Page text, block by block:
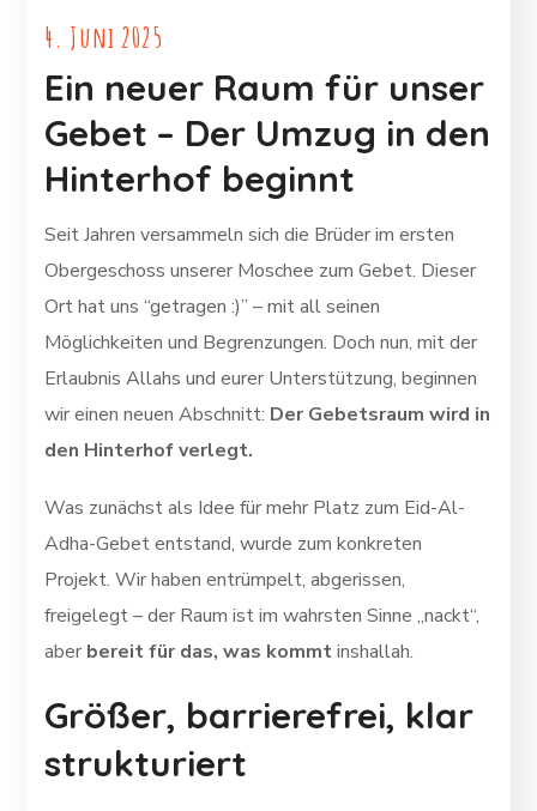
4. Juni 2025
Ein neuer Raum für unser
Gebet – Der Umzug in den
Hinterhof beginnt
Seit Jahren versammeln sich die Brüder im ersten
Obergeschoss unserer Moschee zum Gebet. Dieser
Ort hat uns “getragen :)” – mit all seinen
Möglichkeiten und Begrenzungen. Doch nun, mit der
Erlaubnis Allahs und eurer Unterstützung, beginnen
wir einen neuen Abschnitt: Der Gebetsraum wird in
den Hinterhof verlegt.
Was zunächst als Idee für mehr Platz zum Eid-Al-
Adha-Gebet entstand, wurde zum konkreten
Projekt. Wir haben entrümpelt, abgerissen,
freigelegt – der Raum ist im wahrsten Sinne „nackt“,
aber bereit für das, was kommtinshallah.
Größer, barrierefrei, klar
strukturiert